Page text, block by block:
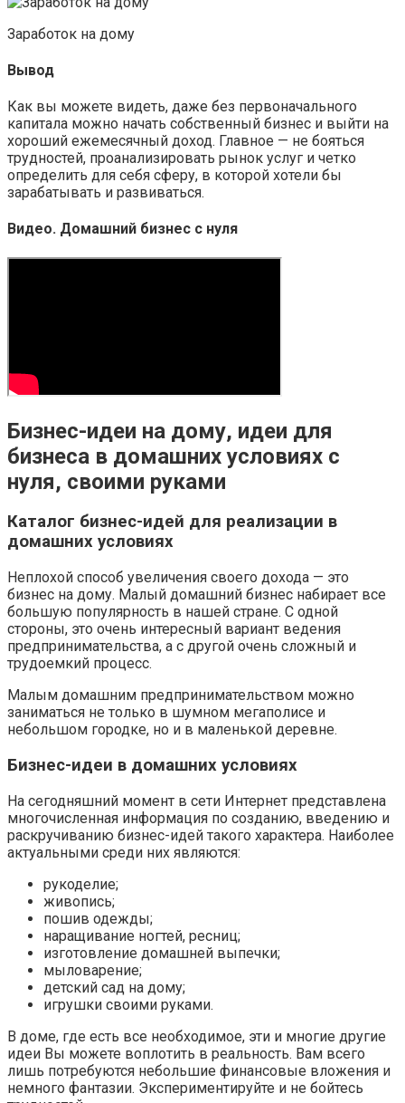
Заработок на дому
Вывод
Как вы можете видеть, даже без первоначального
капитала можно начать собственный бизнес и выйти на
хороший ежемесячный доход. Главное — не бояться
трудностей, проанализировать рынок услуг и четко
определить для себя сферу, в которой хотели бы
зарабатывать и развиваться.
Видео. Домашний бизнес с нуля
Бизнес-идеи на дому, идеи для
бизнеса в домашних условиях с
нуля, своими руками
Каталог бизнес-идей для реализации в
домашних условиях
Неплохой способ увеличения своего дохода — это
бизнес на дому. Малый домашний бизнес набирает все
большую популярность в нашей стране. С одной
стороны, это очень интересный вариант ведения
предпринимательства, а с другой очень сложный и
трудоемкий процесс.
Малым домашним предпринимательством можно
заниматься не только в шумном мегаполисе и
небольшом городке, но и в маленькой деревне.
Бизнес-идеи в домашних условиях
На сегодняшний момент в сети Интернет представлена
многочисленная информация по созданию, введению и
раскручиванию бизнес-идей такого характера. Наиболее
актуальными среди них являются:
рукоделие;
живопись;
пошив одежды;
наращивание ногтей, ресниц;
изготовление домашней выпечки;
мыловарение;
детский сад на дому;
игрушки своими руками.
В доме, где есть все необходимое, эти и многие другие
идеи Вы можете воплотить в реальность. Вам всего
лишь потребуются небольшие финансовые вложения и
немного фантазии. Экспериментируйте и не бойтесь